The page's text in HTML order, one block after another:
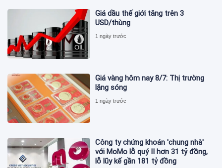
Giá dầu thế giới tăng trên 3
USD/thùng
1 ngày trước
Giá vàng hôm nay 8/7: Thị trường
lặng sóng
1 ngày trước
Công ty chứng khoán 'chung nhà'
với MoMo lỗ quý II hơn 31 tỷ đồng,
lỗ lũy kế gần 181 tỷ đồng